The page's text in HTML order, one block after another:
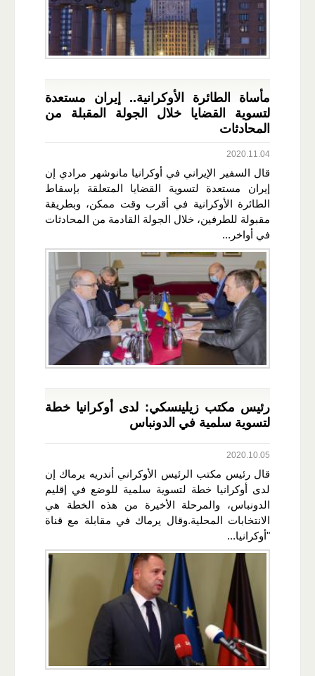
مأساة الطائرة الأوكرانية.. إيران مستعدة
لتسوية القضايا خلال الجولة المقبلة من
المحادثات
2020.11.04
قال السفير الإيراني في أوكرانيا مانوشهر مرادي إن
إيران مستعدة لتسوية القضايا المتعلقة بإسقاط
الطائرة الأوكرانية في أقرب وقت ممكن، وبطريقة
مقبولة للطرفين، خلال الجولة القادمة من المحادثات
في أواخر...
رئيس مكتب زيلينسكي: لدى أوكرانيا خطة
لتسوية سلمية في الدونباس
2020.10.05
قال رئيس مكتب الرئيس الأوكراني أندريه يرماك إن
لدى أوكرانيا خطة لتسوية سلمية للوضع في إقليم
الدونباس، والمرحلة الأخيرة من هذه الخطة هي
الانتخابات المحلية.وقال يرماك في مقابلة مع قناة
"أوكرانيا...